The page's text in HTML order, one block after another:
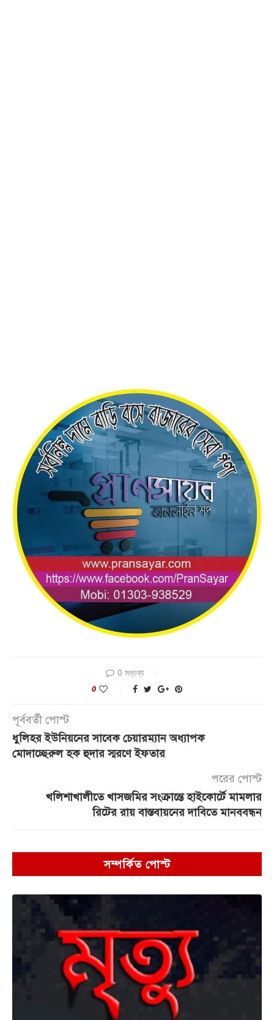
0 মন্তব্য
0
পূর্ববর্তী পোস্ট
ধুলিহর ইউনিয়নের সাবেক চেয়ারম্যান অধ্যাপক
মোদাচ্ছেরুল হক হুদার স্মরণে ইফতার
পরের পোস্ট
খলিশাখালীতে খাসজমির সংক্রান্তে হাইকোর্টে মামলার
রিটের রায় বাস্তবায়নের দাবিতে মানববন্ধন
সম্পর্কিত পোস্ট